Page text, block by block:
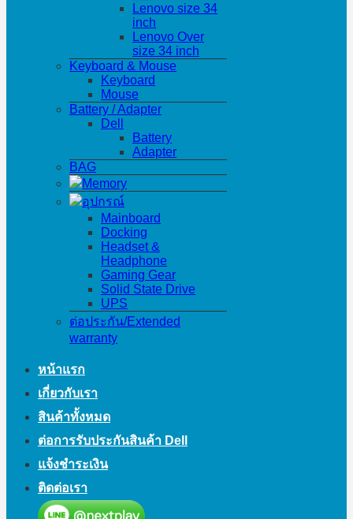
Lenovo size 34
inch
Lenovo Over
size 34 inch
Keyboard & Mouse
Keyboard
Mouse
Battery / Adapter
Dell
Battery
Adapter
BAG
Memory
อุปกรณ์
Mainboard
Docking
Headset &
Headphone
Gaming Gear
Solid State Drive
UPS
ต่อประกัน/Extended
warranty
หน้าแรก
เกี่ยวกับเรา
สินค้าทั้งหมด
ต่อการรับประกันสินค้า Dell
แจ้งชำระเงิน
ติดต่อเรา